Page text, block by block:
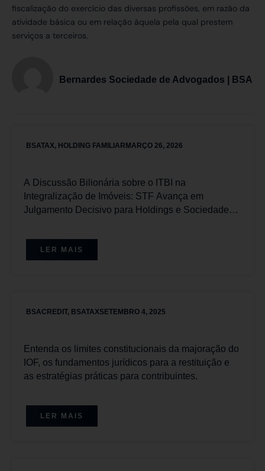
fiscalização do exercício das diversas profissões, em razão da
atividade básica ou em relação àquela pela qual prestem
serviços a terceiros.
Bernardes Sociedade de Advogados | BSA
BSATAX, HOLDING FAMILIAR MARÇO 26, 2026
A Discussão Bilionária sobre o ITBI na
Integralização de Imóveis: STF Avança em
Julgamento Decisivo para Holdings e Sociedades
Contribuintes
LER MAIS
BSACREDIT, BSATAXSETEMBRO 4, 2025
Entenda os limites constitucionais da majoração do
IOF, os fundamentos jurídicos para a restituição e
as estratégias práticas para contribuintes.
LER MAIS